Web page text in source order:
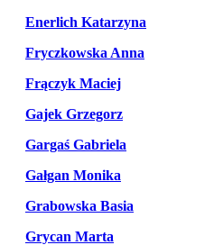
Enerlich Katarzyna
Fryczkowska Anna
Frączyk Maciej
Gajek Grzegorz
Gargaś Gabriela
Gałgan Monika
Grabowska Basia
Grycan Marta